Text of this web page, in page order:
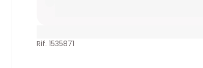
Rif. 1535871